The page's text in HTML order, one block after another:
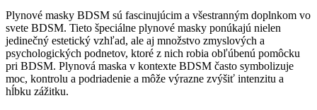
Plynové masky BDSM sú fascinujúcim a všestranným doplnkom vo
svete BDSM. Tieto špeciálne plynové masky ponúkajú nielen
jedinečný estetický vzhľad, ale aj množstvo zmyslových a
psychologických podnetov, ktoré z nich robia obľúbenú pomôcku
pri BDSM. Plynová maska v kontexte BDSM často symbolizuje
moc, kontrolu a podriadenie a môže výrazne zvýšiť intenzitu a
hĺbku zážitku.